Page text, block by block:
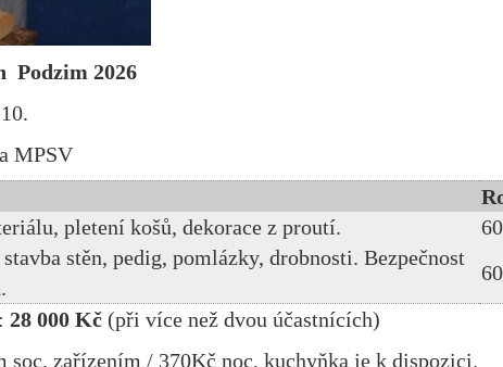
Podzim 2026
MPSV
pletení košů, dekorace z proutí.
stěn, pedig, pomlázky, drobnosti. Bezpečnost
28 000 Kč (při více než dvou účastnících)
soc. zařízením / 370Kč noc, kuchyňka je k dispozici.